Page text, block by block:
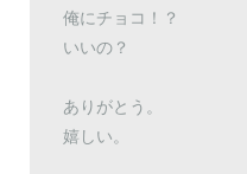
俺にチョコ！？
いいの？
ありがとう。
嬉しい。